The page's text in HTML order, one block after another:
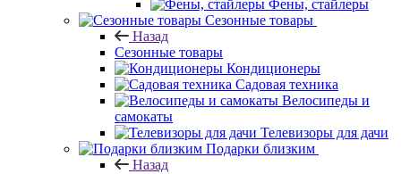
Фены, стайлеры
Сезонные товары
Назад
Сезонные товары
Кондиционеры
Садовая техника
Велосипеды и
самокаты
Телевизоры для дачи
Подарки близким
Назад